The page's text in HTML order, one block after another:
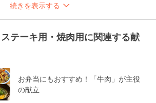
続きを表示する
テーキ用・焼肉用に関連する献
お弁当にもおすすめ！「牛肉」が主役
の献立